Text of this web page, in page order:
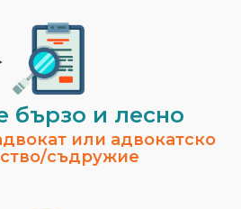
бързо и лесно
или адвокатско
съдружие